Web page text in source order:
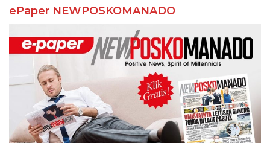
ePaper NEWPOSKOMANADO